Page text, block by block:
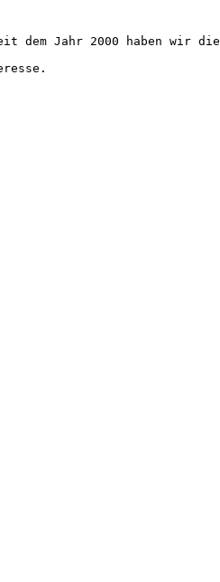
dem Jahr 2000 haben wir